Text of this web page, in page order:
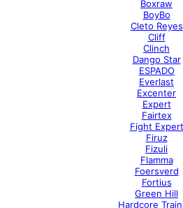
Boxraw
BoyBo
Cleto Reyes
Cliff
Clinch
Dango Star
ESPADO
Everlast
Excenter
Expert
Fairtex
Fight Expert
Firuz
Fizuli
Flamma
Foersverd
Fortius
Green Hill
Hardcore